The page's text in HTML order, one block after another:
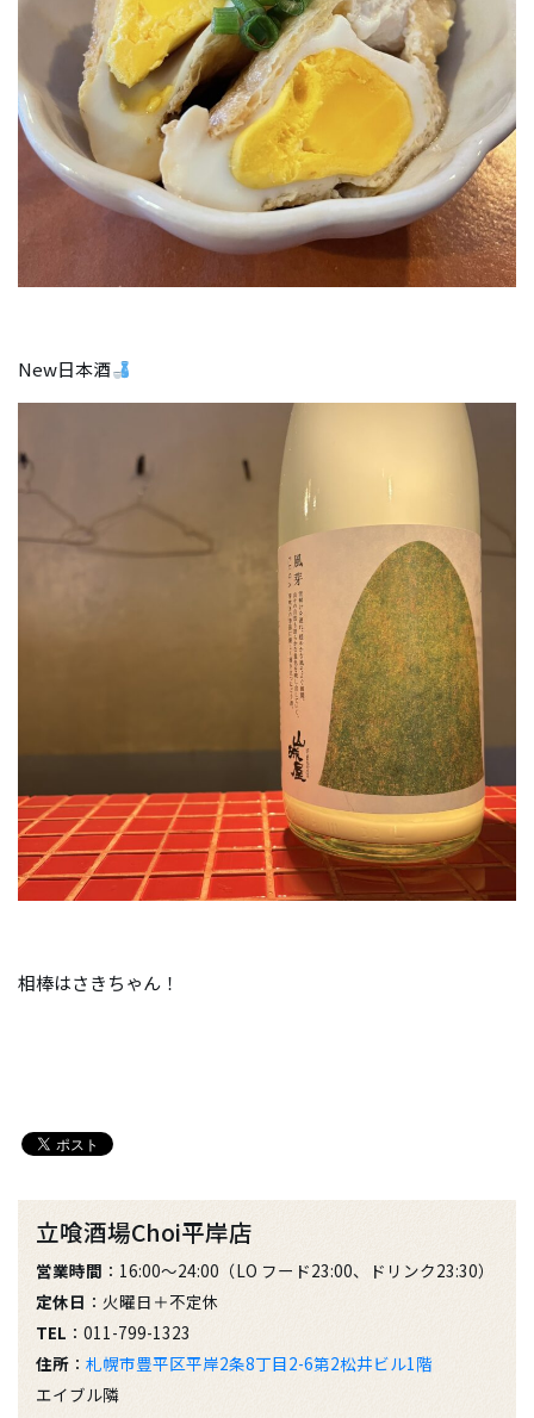
New日本酒
相棒はさきちゃん！
立喰酒場Choi平岸店
営業時間 ：16:00～24:00（LO フード23:00、ドリンク23:30）
定休日 ：火曜日＋不定休
TEL ：011-799-1323
住所 ： 札幌市豊平区平岸2条8丁目2-6第2松井ビル1階
エイブル隣